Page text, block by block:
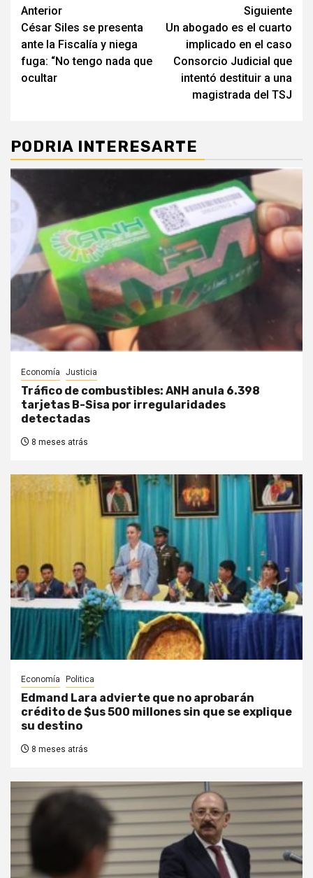
Seguir
leyendo
Anterior
César Siles se presenta
ante la Fiscalía y niega
fuga: “No tengo nada que
ocultar
Siguiente
Un abogado es el cuarto
implicado en el caso
Consorcio Judicial que
intentó destituir a una
magistrada del TSJ
PODRIA INTERESARTE
Economía Justicia
Tráfico de combustibles: ANH anula 6.398
tarjetas B-Sisa por irregularidades
detectadas
8 meses atrás
Economía Politica
Edmand Lara advierte que no aprobarán
crédito de $us 500 millones sin que se explique
su destino
8 meses atrás